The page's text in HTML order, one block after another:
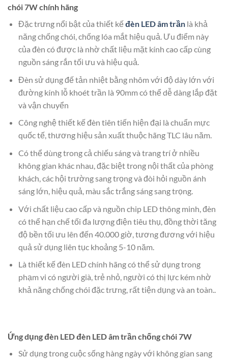
chói 7W chính hãng
Đặc trưng nổi bật của thiết kếđèn LED âm trầnlà khả
năng chống chói, chống lóa mắt hiệu quả. Ưu điểm này
của đèn có được là nhờ chất liệu mặt kính cao cấp cùng
nguồn sáng rắn tối ưu và hiệu quả.
Đèn sử dụng đế tản nhiệt bằng nhôm với độ dày lớn với
đường kính lỗ khoét trần là 90mm có thể dễ dàng lắp đặt
và vận chuyển
Công nghệ thiết kế đèn tiên tiến hiện đại là chuẩn mực
quốc tế, thương hiệu sản xuất thuộc hãng TLC lâu năm.
Có thể dùng trong cả chiếu sáng và trang trí ở nhiều
không gian khác nhau, đặc biệt trong nội thất của phòng
khách, các hội trường sang trọng và đòi hỏi nguồn ánh
sáng lớn, hiệu quả, màu sắc trắng sáng sang trọng.
Với chất liệu cao cấp và nguồn chip LED thông minh, đèn
có thể hạn chế tối đa lượng điện tiêu thụ, đồng thời tăng
độ bền tối ưu lên đến 40.000 giờ, tương đương với hiệu
quả sử dụng liên tục khoảng 5-10 năm.
Là thiết kế đèn LED chính hãng có thể sử dụng trong
phạm vi có người già, trẻ nhỏ, người có thị lực kém nhờ
khả năng chống chói đặc trưng, rất tiện dụng và an toàn..
Ứng dụng đèn LED đèn LED âm trần chống chói 7W
Sử dụng trong cuộc sống hàng ngày với không gian sang